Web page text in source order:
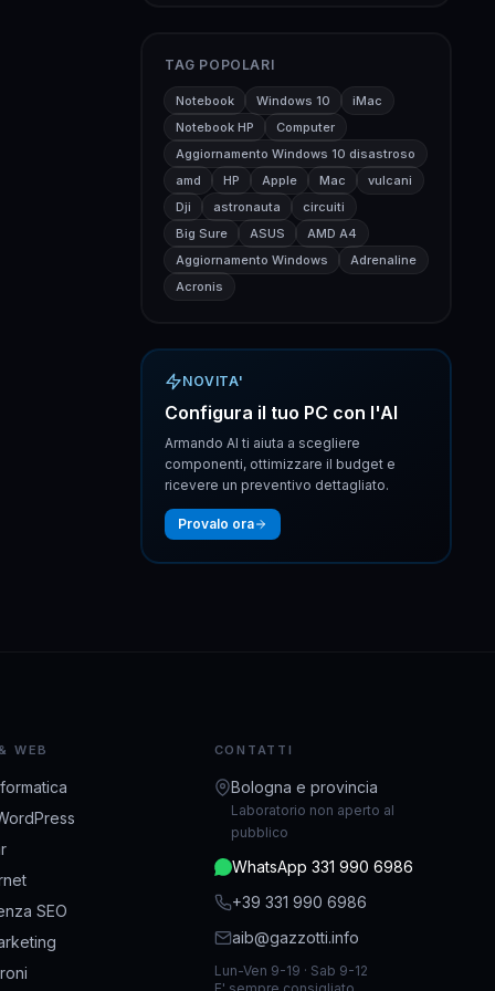
TAG POPOLARI
Notebook Windows 10
iMac
Notebook HP
Computer
Aggiornamento Windows 10 disastroso
amd
HP Apple Mac
vulcani
Dji
astronauta
circuiti
Big Sure
ASUS
AMD A4
Aggiornamento Windows
Adrenaline
Acronis
NOVITA'
Configura il tuo PC con l'AI
Armando AI ti aiuta a scegliere
componenti, ottimizzare il budget e
ricevere un preventivo dettagliato.
Provalo ora
WEB
SEO
CONTATTI
Bologna e provincia
Laboratorio non aperto al
pubblico
WhatsApp 331 990 6986
+39 331 990 6986
aib@gazzotti.info
Lun-Ven 9-19 · Sab 9-12